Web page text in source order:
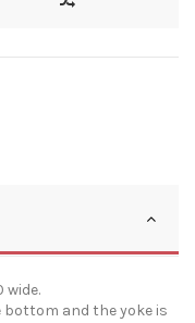
wide.
and the yoke is